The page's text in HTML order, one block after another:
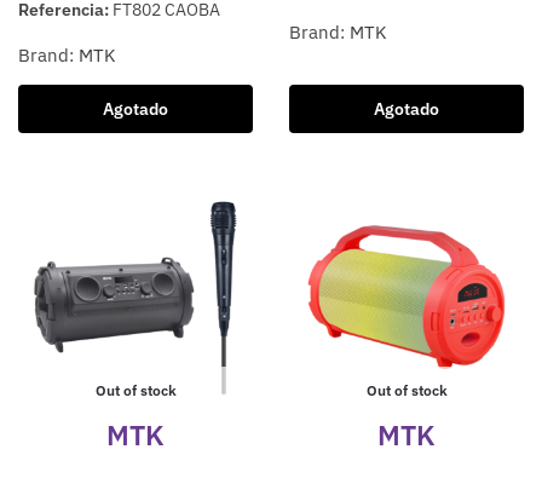
Referencia: FT802 CAOBA
Brand: MTK
Agotado
Brand: MTK
Agotado
Out of stock
MTK
Out of stock
MTK